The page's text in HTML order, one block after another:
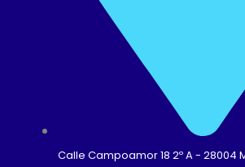
Calle Campoamor 18 2º A - 28004